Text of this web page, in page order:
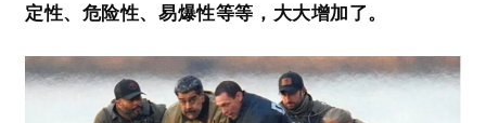
定性、危险性、易爆性等等，大大增加了。